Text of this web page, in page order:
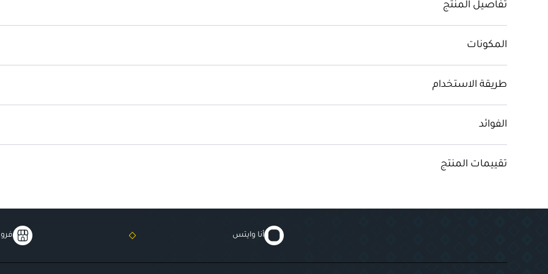
تفاصيل المنتج
المكونات
طريقة الاستخدام
الفوائد
تقييمات المنتج
أنا وايتس